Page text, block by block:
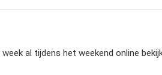
al tijdens het weekend online